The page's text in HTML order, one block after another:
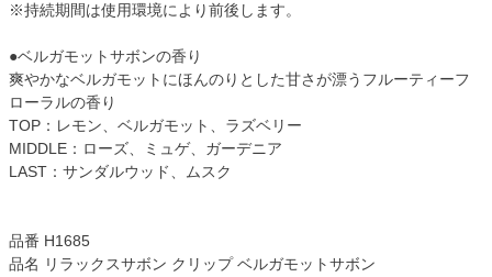
※持続期間は使用環境により前後します。
●ベルガモットサボンの香り
爽やかなベルガモットにほんのりとした甘さが漂うフルーティーフ
ローラルの香り
TOP：レモン、ベルガモット、ラズベリー
MIDDLE：ローズ、ミュゲ、ガーデニア
LAST：サンダルウッド、ムスク
品番 H1685
品名 リラックスサボン クリップ ベルガモットサボン